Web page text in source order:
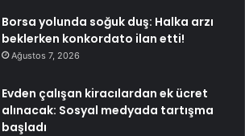
Borsa yolunda soğuk duş: Halka arzı
beklerken konkordato ilan etti!
Ağustos 7, 2026
Evden çalışan kiracılardan ek ücret
alınacak: Sosyal medyada tartışma
başladı